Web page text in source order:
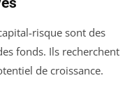
risque sont des
fonds. Ils recherchent
de croissance.